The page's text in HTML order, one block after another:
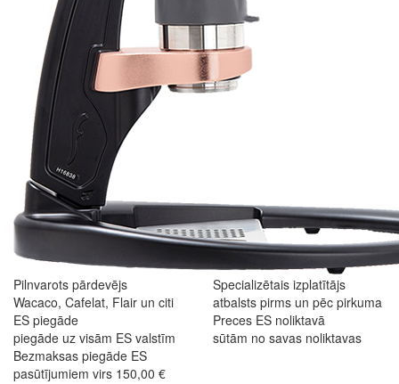
Pilnvarots pārdevējs
Wacaco, Cafelat, Flair un citi
Specializētais izplatītājs
atbalsts pirms un pēc pirkuma
ES piegāde
piegāde uz visām ES valstīm
Preces ES noliktavā
sūtām no savas noliktavas
Bezmaksas piegāde ES
pasūtījumiem virs 150,00 €